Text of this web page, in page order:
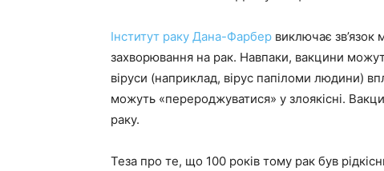
Інститут раку Дана-Фарбер виключає
захворювання на рак. Навпаки, вакцини
віруси (наприклад, вірус папіломи людини)
можуть «перероджуватися» у злоякісні.
раку.
Теза про те, що 100 років тому рак був